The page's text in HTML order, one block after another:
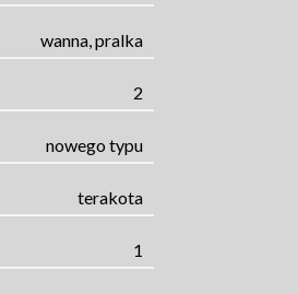
wanna, pralka
2
nowego typu
terakota
1